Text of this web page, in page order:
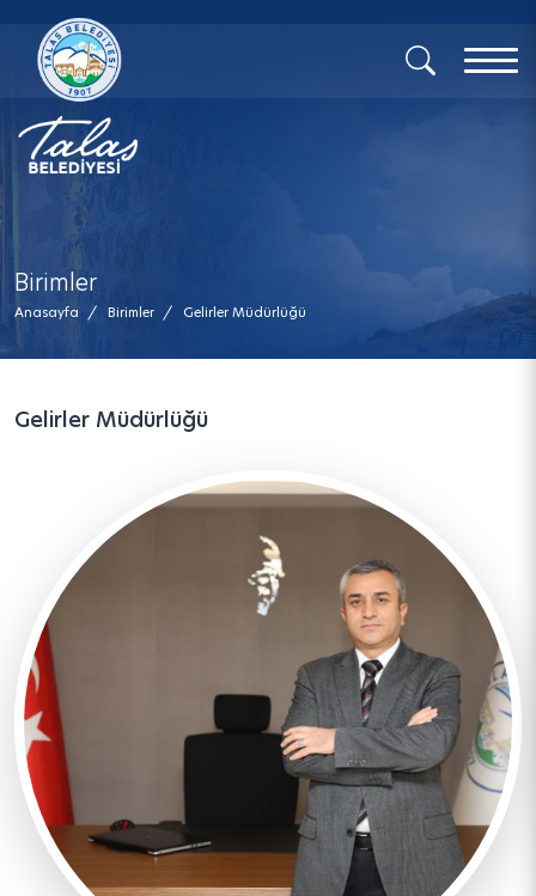
x
Birimler
Anasayfa / Birimler / Gelirler Müdürlüğü
Gelirler Müdürlüğü